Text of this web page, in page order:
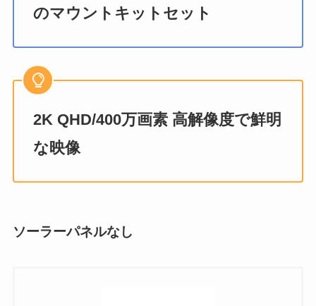
のマウントキットセット
2K QHD/400万画素 高解像度で鮮明
な映像
ソーラーパネルなし